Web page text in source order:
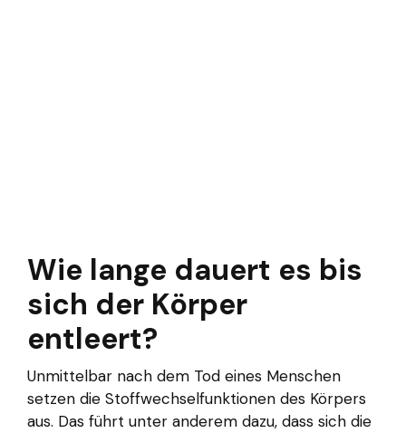
Wie lange dauert es bis
sich der Körper
entleert?
Unmittelbar nach dem Tod eines Menschen
setzen die Stoffwechselfunktionen des Körpers
aus. Das führt unter anderem dazu, dass sich die